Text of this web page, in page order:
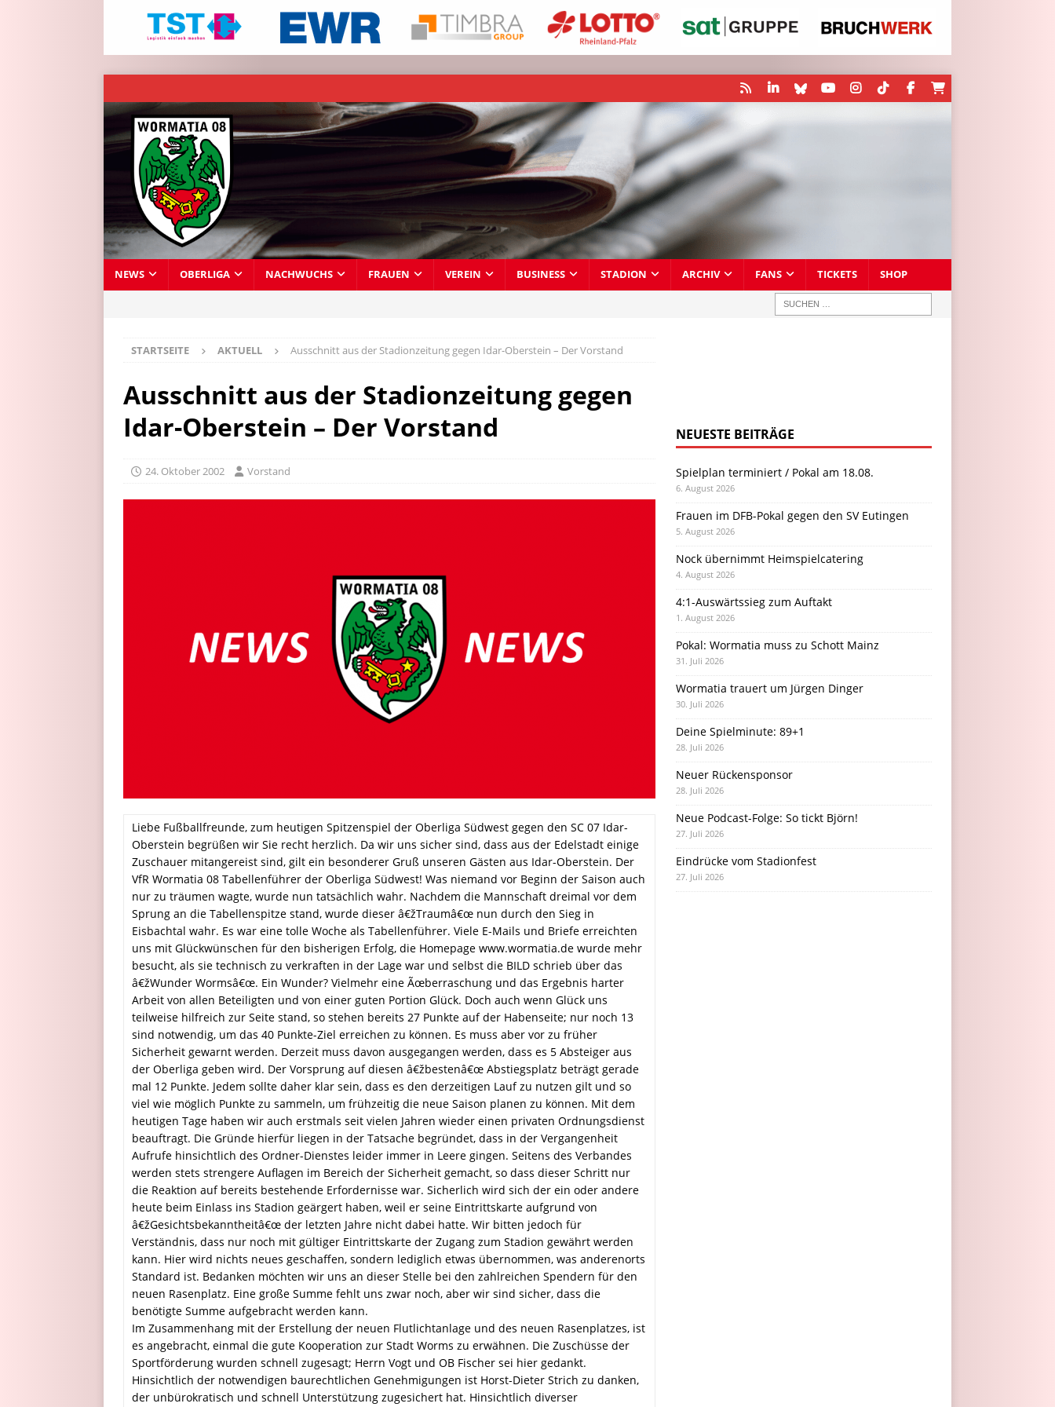
NEWS OBERLIGA NACHWUCHS FRAUEN VEREIN BUSINESS STADION ARCHIV FANS TICKETS SHOP
STARTSEITE AKTUELL Ausschnitt aus der Stadionzeitung gegen Idar-Oberstein – Der Vorstand
Ausschnitt aus der Stadionzeitung gegen
Idar-Oberstein – Der Vorstand
24. Oktober 2002 Vorstand
Liebe Fußballfreunde, zum heutigen Spitzenspiel der Oberliga Südwest gegen den SC 07 Idar-
Oberstein begrüßen wir Sie recht herzlich. Da wir uns sicher sind, dass aus der Edelstadt einige
Zuschauer mitangereist sind, gilt ein besonderer Gruß unseren Gästen aus Idar-Oberstein. Der
VfR Wormatia 08 Tabellenführer der Oberliga Südwest! Was niemand vor Beginn der Saison auch
nur zu träumen wagte, wurde nun tatsächlich wahr. Nachdem die Mannschaft dreimal vor dem
Sprung an die Tabellenspitze stand, wurde dieser â€žTraumâ€œ nun durch den Sieg in
Eisbachtal wahr. Es war eine tolle Woche als Tabellenführer. Viele E-Mails und Briefe erreichten
uns mit Glückwünschen für den bisherigen Erfolg, die Homepage www.wormatia.de wurde mehr
besucht, als sie technisch zu verkraften in der Lage war und selbst die BILD schrieb über das
â€žWunder Wormsâ€œ. Ein Wunder? Vielmehr eine Ãœberraschung und das Ergebnis harter
Arbeit von allen Beteiligten und von einer guten Portion Glück. Doch auch wenn Glück uns
teilweise hilfreich zur Seite stand, so stehen bereits 27 Punkte auf der Habenseite; nur noch 13
sind notwendig, um das 40 Punkte-Ziel erreichen zu können. Es muss aber vor zu früher
Sicherheit gewarnt werden. Derzeit muss davon ausgegangen werden, dass es 5 Absteiger aus
der Oberliga geben wird. Der Vorsprung auf diesen â€žbestenâ€œ Abstiegsplatz beträgt gerade
mal 12 Punkte. Jedem sollte daher klar sein, dass es den derzeitigen Lauf zu nutzen gilt und so
viel wie möglich Punkte zu sammeln, um frühzeitig die neue Saison planen zu können. Mit dem
heutigen Tage haben wir auch erstmals seit vielen Jahren wieder einen privaten Ordnungsdienst
beauftragt. Die Gründe hierfür liegen in der Tatsache begründet, dass in der Vergangenheit
Aufrufe hinsichtlich des Ordner-Dienstes leider immer in Leere gingen. Seitens des Verbandes
werden stets strengere Auflagen im Bereich der Sicherheit gemacht, so dass dieser Schritt nur
die Reaktion auf bereits bestehende Erfordernisse war. Sicherlich wird sich der ein oder andere
heute beim Einlass ins Stadion geärgert haben, weil er seine Eintrittskarte aufgrund von
â€žGesichtsbekanntheitâ€œ der letzten Jahre nicht dabei hatte. Wir bitten jedoch für
Verständnis, dass nur noch mit gültiger Eintrittskarte der Zugang zum Stadion gewährt werden
kann. Hier wird nichts neues geschaffen, sondern lediglich etwas übernommen, was anderenorts
Standard ist. Bedanken möchten wir uns an dieser Stelle bei den zahlreichen Spendern für den
neuen Rasenplatz. Eine große Summe fehlt uns zwar noch, aber wir sind sicher, dass die
benötigte Summe aufgebracht werden kann.
Im Zusammenhang mit der Erstellung der neuen Flutlichtanlage und des neuen Rasenplatzes, ist
es angebracht, einmal die gute Kooperation zur Stadt Worms zu erwähnen. Die Zuschüsse der
Sportförderung wurden schnell zugesagt; Herrn Vogt und OB Fischer sei hier gedankt.
Hinsichtlich der notwendigen baurechtlichen Genehmigungen ist Horst-Dieter Strich zu danken,
der unbürokratisch und schnell Unterstützung zugesichert hat. Hinsichtlich diverser
NEUESTE BEITRÄGE
Spielplan terminiert / Pokal am 18.08.
6. August 2026
Frauen im DFB-Pokal gegen den SV Eutingen
5. August 2026
Nock übernimmt Heimspielcatering
4. August 2026
4:1-Auswärtssieg zum Auftakt
1. August 2026
Pokal: Wormatia muss zu Schott Mainz
31. Juli 2026
Wormatia trauert um Jürgen Dinger
30. Juli 2026
Deine Spielminute: 89+1
28. Juli 2026
Neuer Rückensponsor
28. Juli 2026
Neue Podcast-Folge: So tickt Björn!
27. Juli 2026
Eindrücke vom Stadionfest
27. Juli 2026